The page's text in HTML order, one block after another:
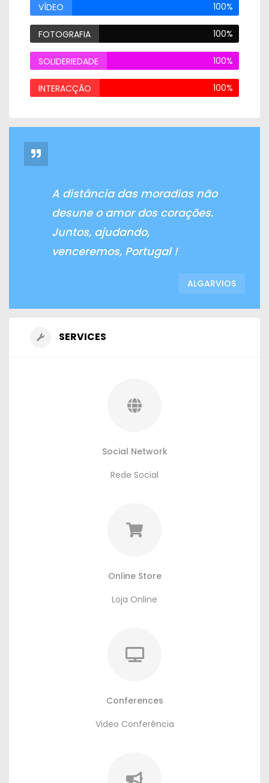
VÍDEO 100%
FOTOGRAFIA 100%
SOLIDERIEDADE 100%
INTERACÇÃO 100%
A distância das moradias não
desune o amor dos corações.
Juntos, ajudando,
venceremos, Portugal !
ALGARVIOS
SERVICES
Social Network
Rede Social
Online Store
Loja Online
Conferences
Video Conferência